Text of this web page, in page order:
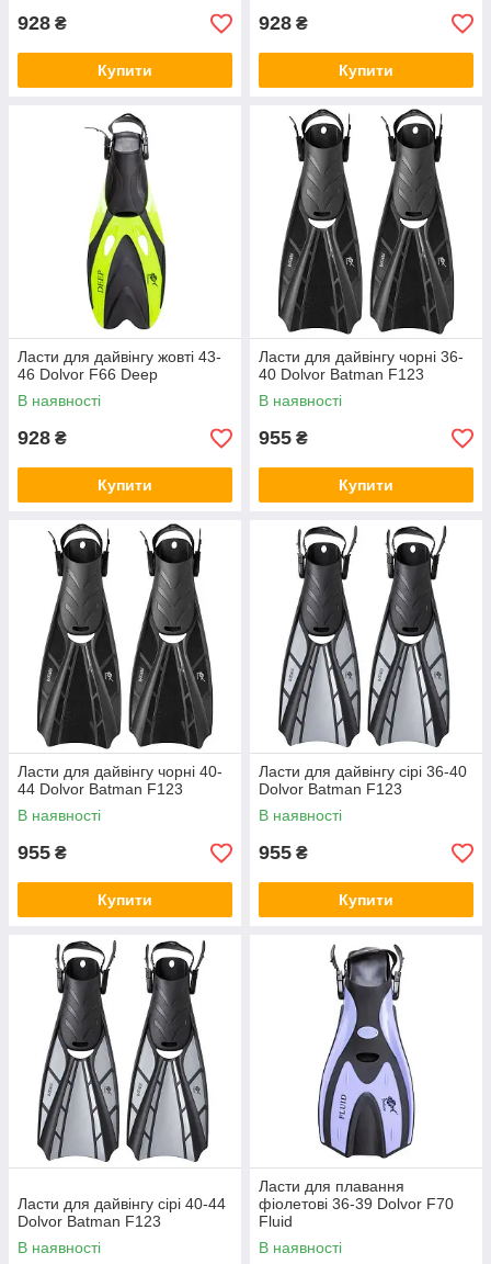
928 ₴
Купити
928 ₴
Купити
Ласти для дайвінгу жовті 43-
46 Dolvor F66 Deep
В наявності
928 ₴
Купити
Ласти для дайвінгу чорні 36-
40 Dolvor Batman F123
В наявності
955 ₴
Купити
Ласти для дайвінгу чорні 40-
44 Dolvor Batman F123
В наявності
955 ₴
Купити
Ласти для дайвінгу сірі 36-40
Dolvor Batman F123
В наявності
955 ₴
Купити
Ласти для дайвінгу сірі 40-44
Dolvor Batman F123
В наявності
Ласти для плавання
фіолетові 36-39 Dolvor F70
Fluid
В наявності